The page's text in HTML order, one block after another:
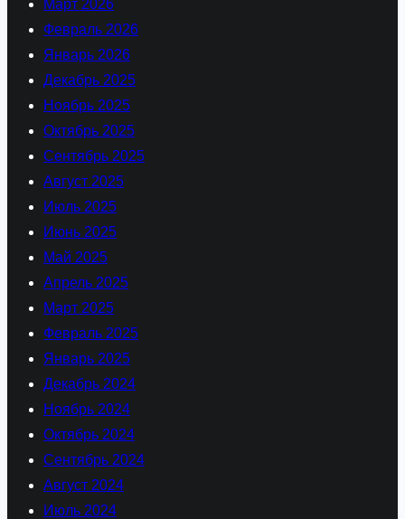
Март 2026
Февраль 2026
Январь 2026
Декабрь 2025
Ноябрь 2025
Октябрь 2025
Сентябрь 2025
Август 2025
Июль 2025
Июнь 2025
Май 2025
Апрель 2025
Март 2025
Февраль 2025
Январь 2025
Декабрь 2024
Ноябрь 2024
Октябрь 2024
Сентябрь 2024
Август 2024
Июль 2024